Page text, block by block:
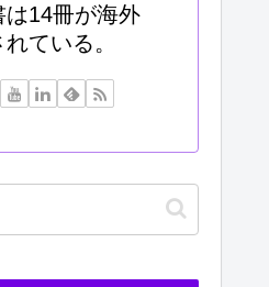
14冊が海外
ている。